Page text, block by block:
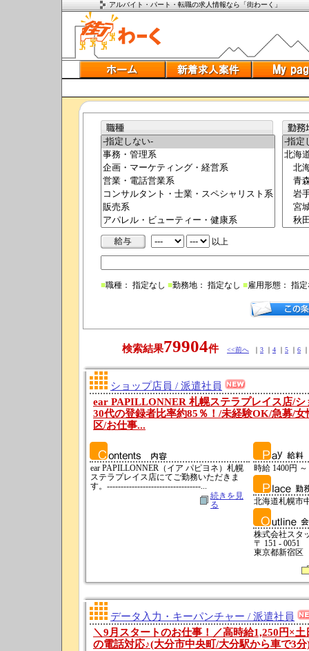
アルバイト・パート・転職の求人情報なら「街わーく」
以上
■職種： 指定なし ■勤務地： 指定なし ■雇用形態： 指
検索結果79904件 <<前へ ｜ 3 ｜ 4 ｜ 5 ｜ 6 ｜
ショップ店員 / 派遣社員
ear PAPILLONNER 札幌ステラプレイス店/シ
30代の登録者比率約85％！/未経験OK/急募/
区/お仕事...
ear PAPILLONNER（イア パピヨネ）札幌
ステラプレイス店にてご勤務いただきま
す。----------------------------------...
続きを見
る
時給 1400円 ～
北海道札幌市
株式会社スタ
〒 151 - 0051
東京都新宿
データ入力・キーパンチャー / 派遣社員
＼9月スタートのお仕事！／高時給1,250円×
の電話対応♪(大分市中央町/大分駅から車で3分